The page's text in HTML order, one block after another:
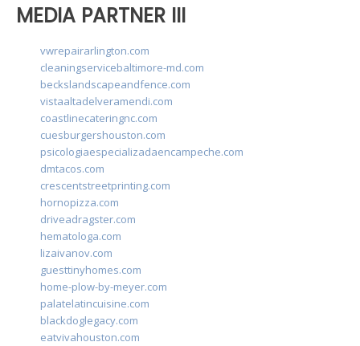
MEDIA PARTNER III
vwrepairarlington.com
cleaningservicebaltimore-md.com
beckslandscapeandfence.com
vistaaltadelveramendi.com
coastlinecateringnc.com
cuesburgershouston.com
psicologiaespecializadaencampeche.com
dmtacos.com
crescentstreetprinting.com
hornopizza.com
driveadragster.com
hematologa.com
lizaivanov.com
guesttinyhomes.com
home-plow-by-meyer.com
palatelatincuisine.com
blackdoglegacy.com
eatvivahouston.com